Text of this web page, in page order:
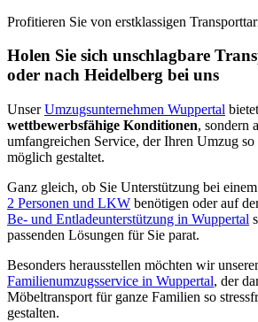
Profitieren Sie von erstklassigen
Holen Sie sich unschlagbare
oder nach Heidelberg bei uns
UnserUmzugsunternehmen Wuppertal
wettbewerbsfähige Konditionen, sondern
umfangreichen Service, der Ihren Umzug
möglich gestaltet.
Ganz gleich, ob Sie Unterstützung bei einem
2 Personen und LKW benötigen oder auf
Be- und Entladeunterstützung in Wuppertal
passenden Lösungen für Sie parat.
Besonders herausstellen möchten wir
Familienumzugsservice in Wuppertal, der
Möbeltransport für ganze Familien so
gestalten.